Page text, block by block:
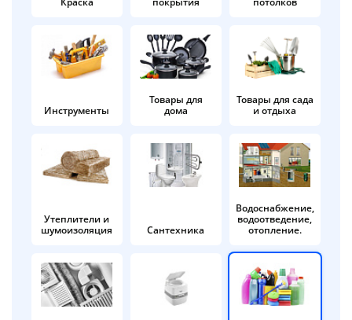
Инструменты
Товары для
дома
Товары для сада
и отдыха
Утеплители и
шумоизоляция
Сантехника
Водоснабжение,
водоотведение,
отопление.
в корзину
Оплачивайте сегодня только
25% картой любого банка
Получайте товар
выбранный способом
Оставшиеся
% будут
по25%каждые 2 недели